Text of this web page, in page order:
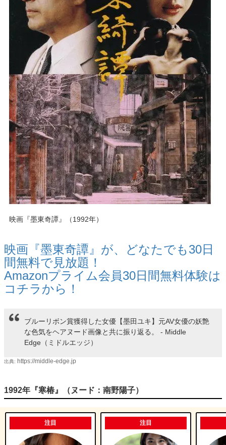
映画『墨東奇譚』（1992年）
映画『墨東奇譚』が、
どなたでも30日
間無料で見放題！
Amazonプライム会員30日間無料体験は
コチラから！
ブルーリボン賞獲得した女優【墨田ユキ】元AV女優の妖艶
な色気をヘアヌード画像と共に振り返る。 - Middle
Edge（ミドルエッジ）
出典: https://middle-edge.jp
1992年『寒椿』（ヌード：南野陽子）
注目 注目